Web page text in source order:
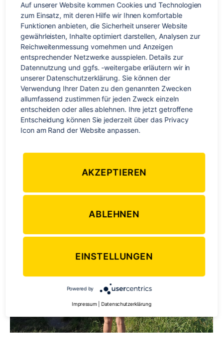
letzten Wochen mit einem Freund auf einen Roadtrip durch
Schlagwörter
Kiwi-Jobber,Neuseeland,raglan,Roadtrip ,Taupo,Work and Travel
Kategorien
WELTWEIT WORK & TRAVEL
Solo Traveling in New
Zealand? YES!
Veröffentlichungsdatum
5. Dezember 2016
Auf unserer Website kommen Cookies und Technologien
zum Einsatz, mit deren Hilfe wir Ihnen komfortable
Funktionen anbieten, die Sicherheit unserer Website
gewährleisten, Inhalte optimiert darstellen, Analysen zur
Reichweitenmessung vornehmen und Anzeigen
entsprechender Netzwerke ausspielen. Details zur
Datennutzung und ggfs. -weitergabe erläutern wir in
unserer Datenschutzerklärung. Sie können der
Verwendung Ihrer Daten zu den genannten Zwecken
allumfassend zustimmen für jeden Zweck einzeln
entscheiden oder alles ablehnen. Ihre jetzt getroffene
Entscheidung können Sie jederzeit über das Privacy
Icon am Rand der Website anpassen.
AKZEPTIEREN
ABLEHNEN
EINSTELLUNGEN
Powered by
Impressum Datenschutzerklärung